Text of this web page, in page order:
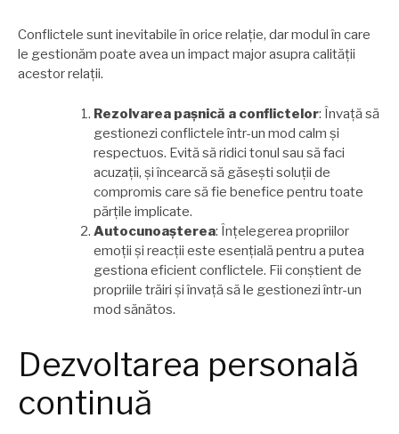
Conflictele sunt inevitabile în orice relație, dar modul în care
le gestionăm poate avea un impact major asupra calității
acestor relații.
Rezolvarea pașnică a conflictelor: Învață să
gestionezi conflictele într-un mod calm și
respectuos. Evită să ridici tonul sau să faci
acuzații, și încearcă să găsești soluții de
compromis care să fie benefice pentru toate
părțile implicate.
Autocunoașterea: Înțelegerea propriilor
emoții și reacții este esențială pentru a putea
gestiona eficient conflictele. Fii conștient de
propriile trăiri și învață să le gestionezi într-un
mod sănătos.
Dezvoltarea personală
continuă